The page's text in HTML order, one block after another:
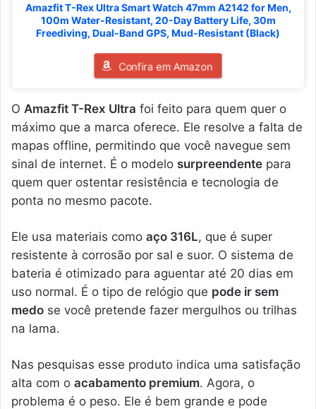
Amazfit T-Rex Ultra Smart Watch 47mm A2142 for Men,
100m Water-Resistant, 20-Day Battery Life, 30m
Freediving, Dual-Band GPS, Mud-Resistant (Black)
Confira em Amazon
O Amazfit T-Rex Ultra foi feito para quem quer o
máximo que a marca oferece. Ele resolve a falta de
mapas offline, permitindo que você navegue sem
sinal de internet. É o modelo surpreendente para
quem quer ostentar resistência e tecnologia de
ponta no mesmo pacote.
Ele usa materiais como aço 316L, que é super
resistente à corrosão por sal e suor. O sistema de
bateria é otimizado para aguentar até 20 dias em
uso normal. É o tipo de relógio que pode ir sem
medo se você pretende fazer mergulhos ou trilhas
na lama.
Nas pesquisas esse produto indica uma satisfação
alta com o acabamento premium. Agora, o
problema é o peso. Ele é bem grande e pode